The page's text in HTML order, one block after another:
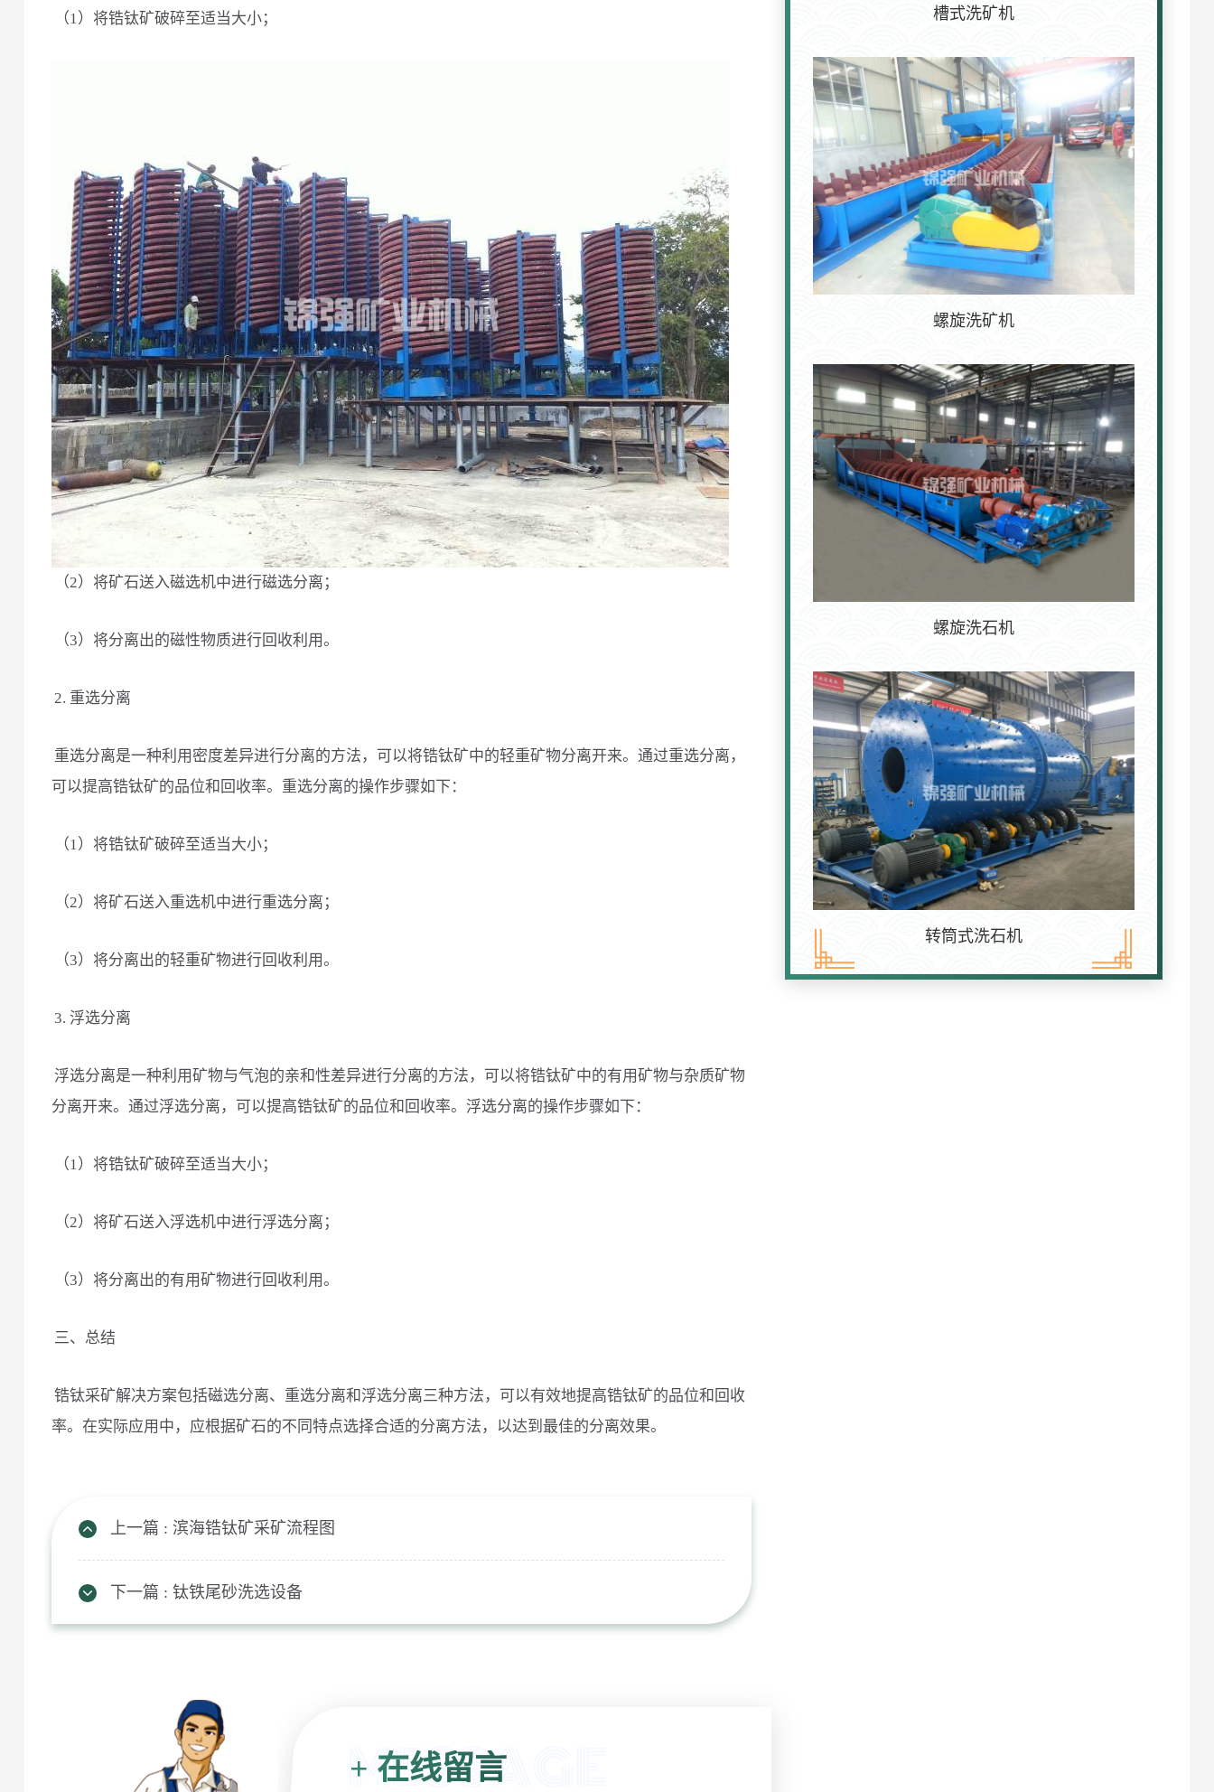
（1）将锆钛矿破碎至适当大小；
（2）将矿石送入磁选机中进行磁选分离；
（3）将分离出的磁性物质进行回收利用。
2. 重选分离
重选分离是一种利用密度差异进行分离的方法，可以将锆钛矿中的轻重矿物分离开来。通过重选分离，
可以提高锆钛矿的品位和回收率。重选分离的操作步骤如下：
（1）将锆钛矿破碎至适当大小；
（2）将矿石送入重选机中进行重选分离；
（3）将分离出的轻重矿物进行回收利用。
3. 浮选分离
浮选分离是一种利用矿物与气泡的亲和性差异进行分离的方法，可以将锆钛矿中的有用矿物与杂质矿物
分离开来。通过浮选分离，可以提高锆钛矿的品位和回收率。浮选分离的操作步骤如下：
（1）将锆钛矿破碎至适当大小；
（2）将矿石送入浮选机中进行浮选分离；
（3）将分离出的有用矿物进行回收利用。
三、总结
锆钛采矿解决方案包括磁选分离、重选分离和浮选分离三种方法，可以有效地提高锆钛矿的品位和回收
率。在实际应用中，应根据矿石的不同特点选择合适的分离方法，以达到最佳的分离效果。
上一篇 : 滨海锆钛矿采矿流程图
下一篇 : 钛铁尾砂洗选设备
+ 在线留言
槽式洗矿机
螺旋洗矿机
螺旋洗石机
转筒式洗石机